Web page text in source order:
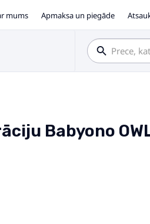
mums Apmaksa un piegāde
Babyono